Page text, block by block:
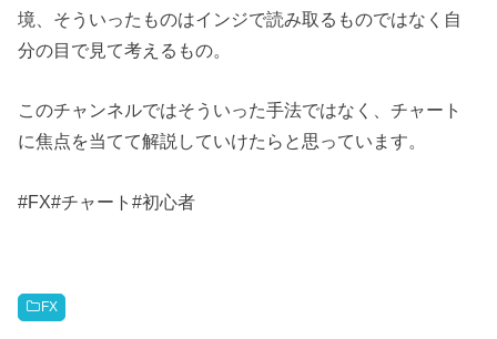
境、そういったものはインジで読み取るものではなく自
分の目で見て考えるもの。
このチャンネルではそういった手法ではなく、チャート
に焦点を当てて解説していけたらと思っています。
#FX#チャート#初心者
FX